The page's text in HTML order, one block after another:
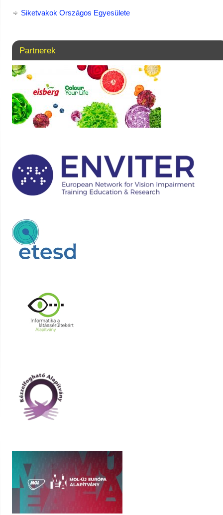
Siketvakok Országos Egyesülete
Partnerek